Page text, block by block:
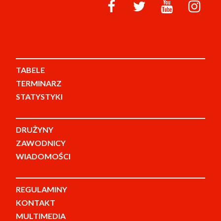
TABELE
TERMINARZ
STATYSTYKI
DRUŻYNY
ZAWODNICY
WIADOMOŚCI
REGULAMINY
KONTAKT
MULTIMEDIA